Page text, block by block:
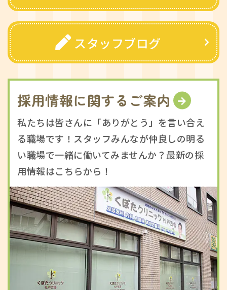
スタッフブログ
採用情報に関するご案内
私たちは皆さんに「ありがとう」を言い合え
る職場です！スタッフみんなが仲良しの明る
い職場で一緒に働いてみませんか？最新の採
用情報はこちらから！